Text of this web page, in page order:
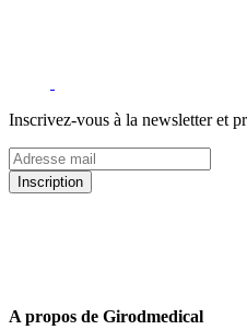
Inscrivez-vous à la newsletter et
Inscription
A propos de Girodmedical